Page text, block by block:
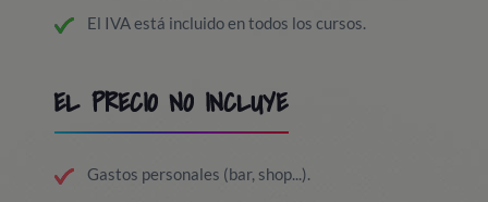
El IVA está incluido en todos los cursos.
EL PRECIO NO INCLUYE
Gastos personales (bar, shop...).